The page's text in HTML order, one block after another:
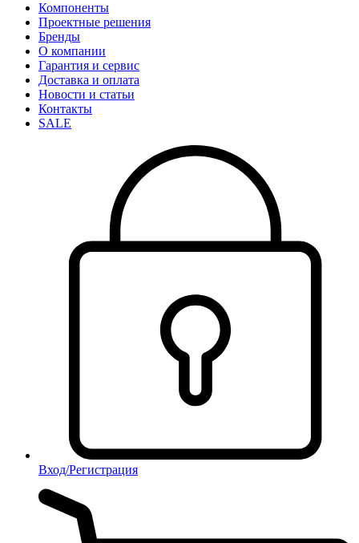
Компоненты
Проектные решения
Бренды
О компании
Гарантия и сервис
Доставка и оплата
Новости и статьи
Контакты
SALE
Вход/Регистрация